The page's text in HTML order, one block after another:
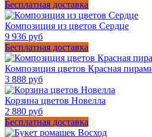
Бесплатная доставка
Композиция из цветов Сердце
9 936 руб
Бесплатная доставка
Композиция цветов Красная
3 888 руб
Корзина цветов Новелла
2 880 руб
Бесплатная доставка